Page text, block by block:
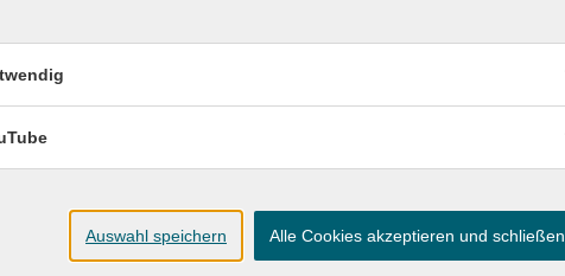
am Fr, 23. Juli 2027. An- und Abreise sind
am Anreisetag ist ab 14:00 Uhr möglich. Ein
Uhr möglich. Der Unterricht beginnt am Mo,
Auswahl speichern Alle Cookies akzeptieren und schließen